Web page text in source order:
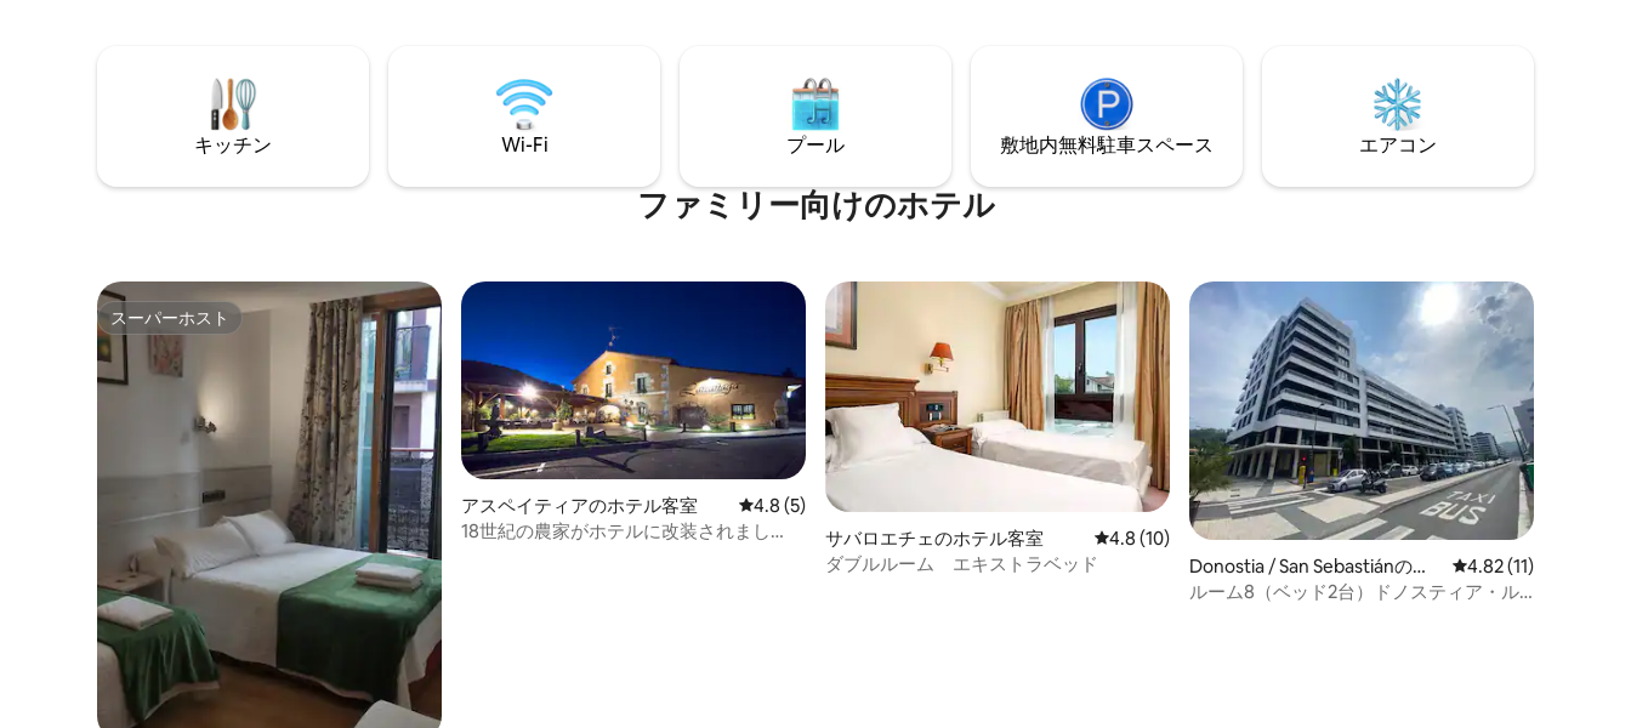
立性が高まります。旅行者、カミノ・デ
ル・ノルテの巡礼者、静かでリラックス
した時間を求めるゲストに最適です。専
ス・デ・ハロ通りに位置しています。ダ
ブルルームは快適で設備が充実していま
す。客室の面積は21㎡です。
ルの交換を含む）が含まれます。フロン
トの営業時間は午前7時から午前1時までで
す。
べてお楽しみいただけます。 ダブルルー
ムの面積は27㎡で、設備が充実していま
キッチン Wi-Fi プール 敷地内無料駐⁠車ス⁠ペ⁠ー⁠ス エアコン
ファミリー向⁠け⁠のホ⁠テ⁠ル
スーパーホスト
スーパーホスト
アスペイティアのホテル客室 レビュー5件、5つ星中4.8つ星の平均評価
4.8 (5)
18世紀の農家がホテルに改装されまし
サバロエチェのホテル客室 レビュー10件、5つ星中4.8つ星の平均評価
4.8 (10)
ダブルルーム エキストラベッド
Donostia / San Sebastiánのホ
テル客室
レビュー11件、5つ
4.82 (11)
ルーム8（ベッド2台）ドノスティア・ル